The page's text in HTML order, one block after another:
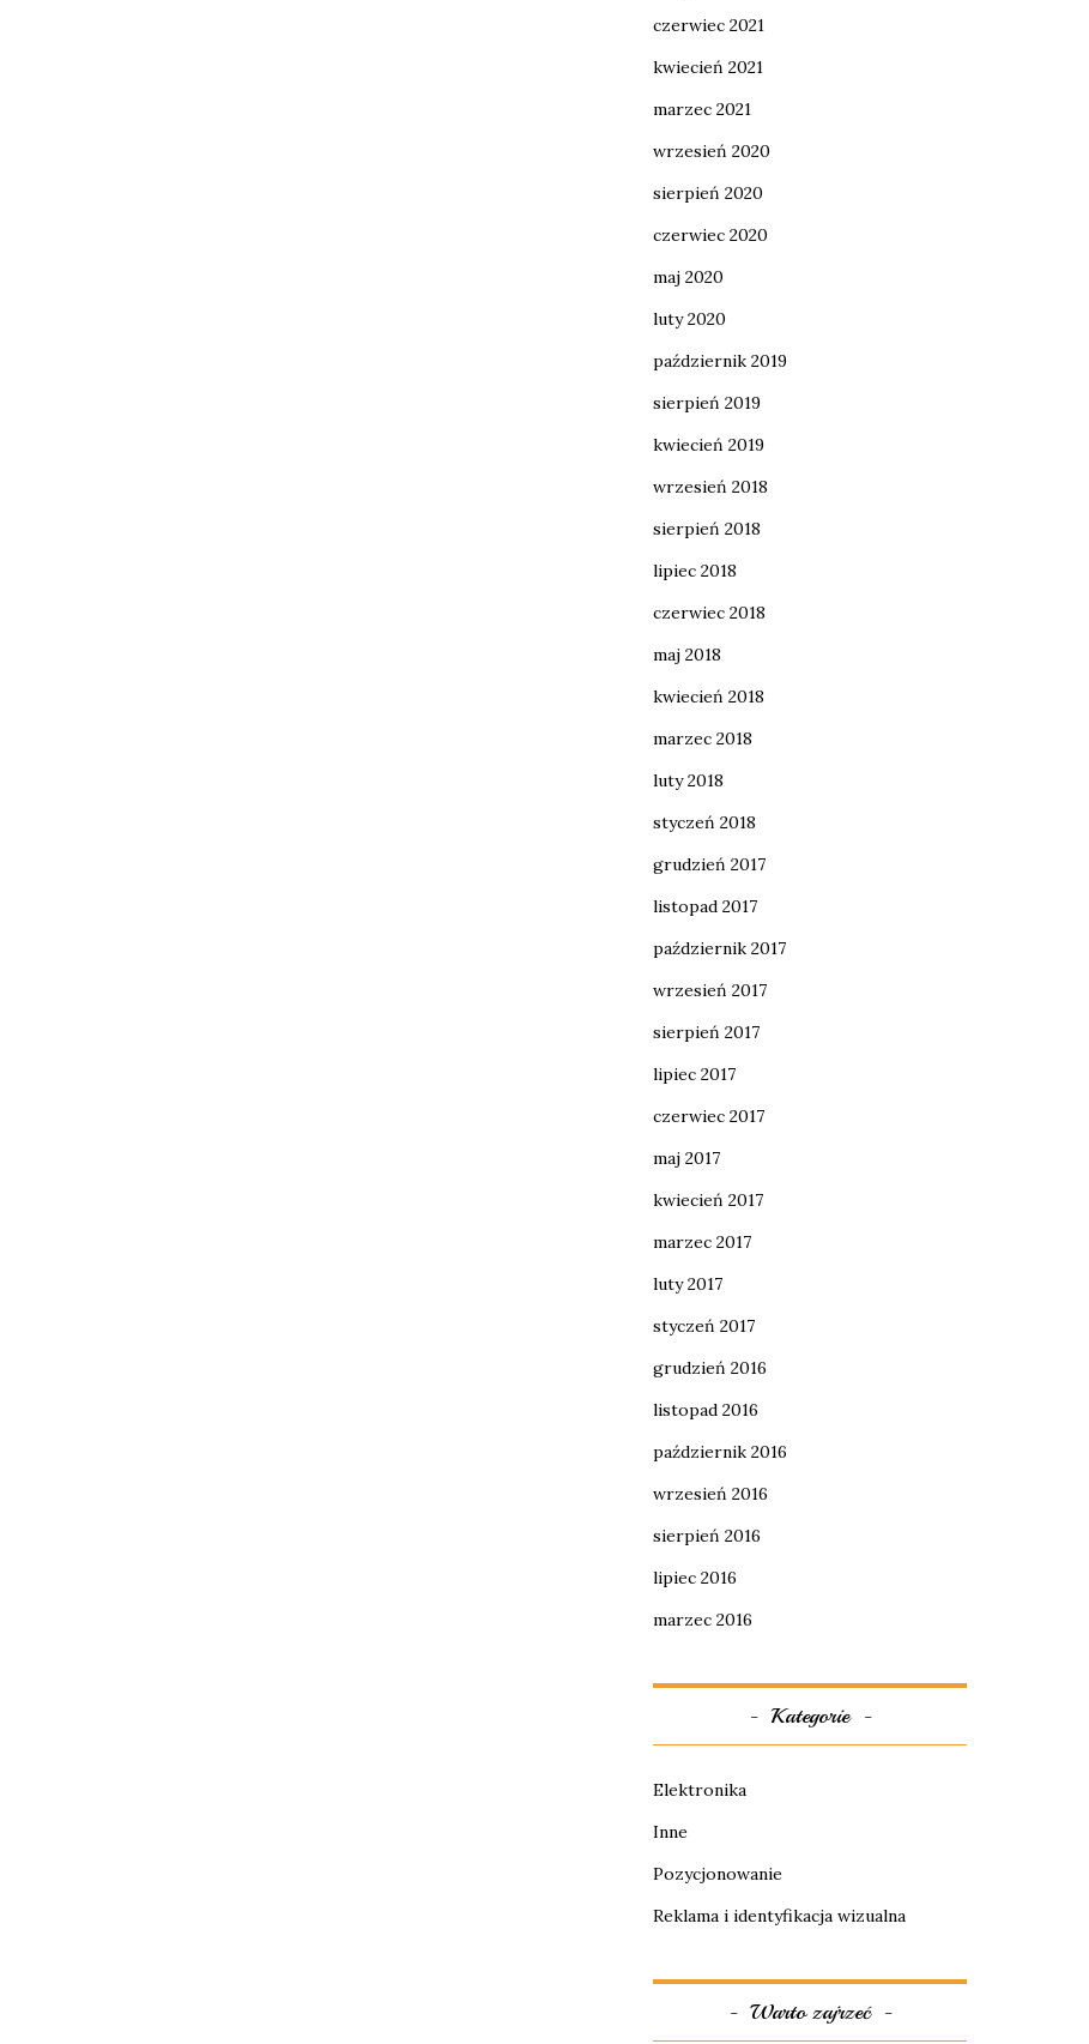
czerwiec 2021
kwiecień 2021
marzec 2021
wrzesień 2020
sierpień 2020
czerwiec 2020
maj 2020
luty 2020
październik 2019
sierpień 2019
kwiecień 2019
wrzesień 2018
sierpień 2018
lipiec 2018
czerwiec 2018
maj 2018
kwiecień 2018
marzec 2018
luty 2018
styczeń 2018
grudzień 2017
listopad 2017
październik 2017
wrzesień 2017
sierpień 2017
lipiec 2017
czerwiec 2017
maj 2017
kwiecień 2017
marzec 2017
luty 2017
styczeń 2017
grudzień 2016
listopad 2016
październik 2016
wrzesień 2016
sierpień 2016
lipiec 2016
marzec 2016
Kategorie
Elektronika
Inne
Pozycjonowanie
Reklama i identyfikacja wizualna
Warto zajrzeć